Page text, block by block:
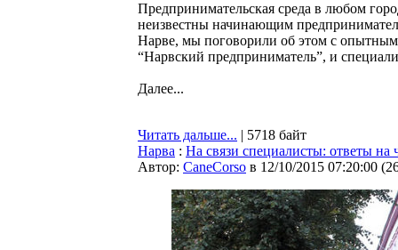
Предпринимательская среда в любом
неизвестны начинающим
Нарве, мы поговорили об этом с
“Нарвский предприниматель”, и
Далее...
Читать дальше... | 5718 байт
Нарва : На связи специалисты: ответы на
Автор: CaneCorso в 12/10/2015 07:20:00 (